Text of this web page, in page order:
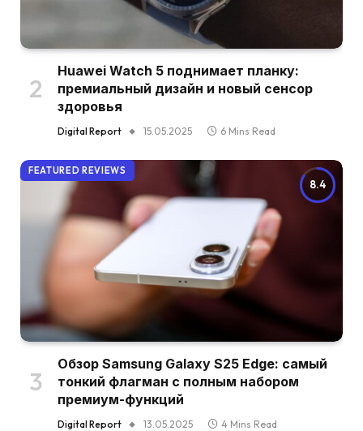
Huawei Watch 5 поднимает планку:
премиальный дизайн и новый сенсор
здоровья
Digital Report 15.05.2025 6 Mins Read
8.4
FEATURED REVIEWS
Обзор Samsung Galaxy S25 Edge: самый
тонкий флагман с полным набором
премиум-функций
Digital Report 13.05.2025 4 Mins Read